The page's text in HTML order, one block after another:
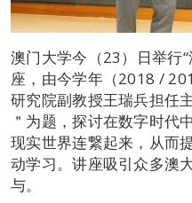
澳门大学今（23）日举行
座，由今学年（2018 /
研究院副教授王瑞兵担任
＂为题，探讨在数字时代
现实世界连繋起来，从而
动学习。讲座吸引众多澳
与。